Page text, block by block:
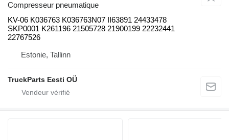
Compresseur pneumatique
KV-06 K036763 K036763N07 II63891 24433478
SKP0001 K261196 21505728 21900199 22232441
22767526
Estonie, Tallinn
TruckParts Eesti OÜ